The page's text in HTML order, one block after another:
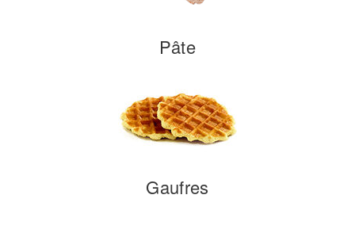
Pâte
Gaufres